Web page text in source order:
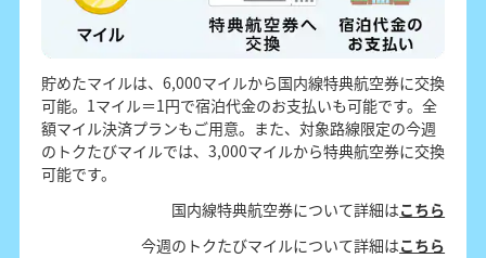
貯めたマイルは、6,000マイルから国内線特典航空券に交換
可能。1マイル＝1円で宿泊代金のお支払いも可能です。全
額マイル決済プランもご用意。また、対象路線限定の今週
のトクたびマイルでは、3,000マイルから特典航空券に交換
可能です。
国内線特典航空券について詳細はこちら
今週のトクたびマイルについて詳細はこちら